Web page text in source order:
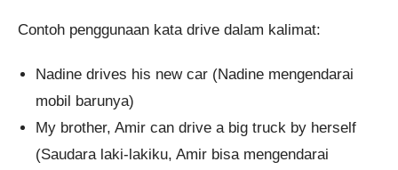
Contoh penggunaan kata drive dalam kalimat:
Nadine drives his new car (Nadine mengendarai
mobil barunya)
My brother, Amir can drive a big truck by herself
(Saudara laki-lakiku, Amir bisa mengendarai